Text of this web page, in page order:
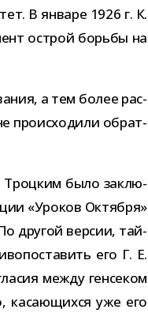
В январе 1926 г. К.
острой борьбы на
а тем более рас­
про­ис­хо­дили обрат­
Троцким было заклю­
«Уроков Октября»
дру­гой вер­сии, тай­
его Г. Е.
между ген­се­ком
каса­ю­щихся уже его